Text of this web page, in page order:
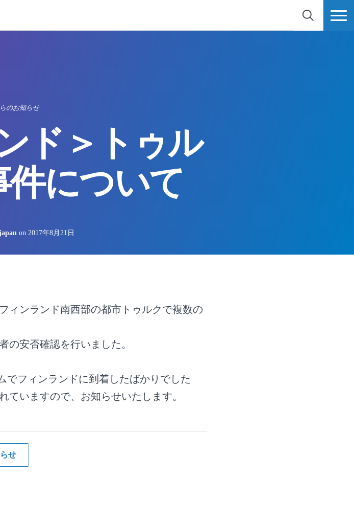
検索
のお知らせ
ド＞トゥル
件について
on 2017年8月21日
ィンランド南西部の都市トゥルクで複数の
の安否確認を行いました。
でフィンランドに到着したばかりでした
ていますので、お知らせいたします。
せ